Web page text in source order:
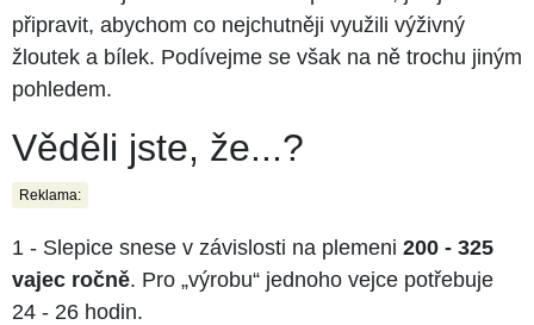
připravit, abychom co nejchutněji využili výživný
žloutek a bílek. Podívejme se však na ně trochu jiným
pohledem.
Věděli jste, že...?
Reklama:
1 - Slepice snese v závislosti na plemeni 200 - 325
vajec ročně. Pro „výrobu“ jednoho vejce potřebuje
24 - 26 hodin.